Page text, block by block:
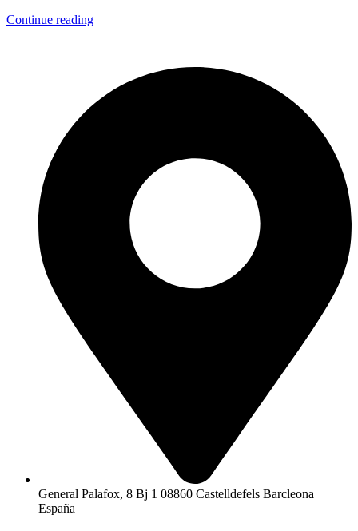
Continue reading
General Palafox, 8 Bj 1 08860 Castelldefels Barcleona
España